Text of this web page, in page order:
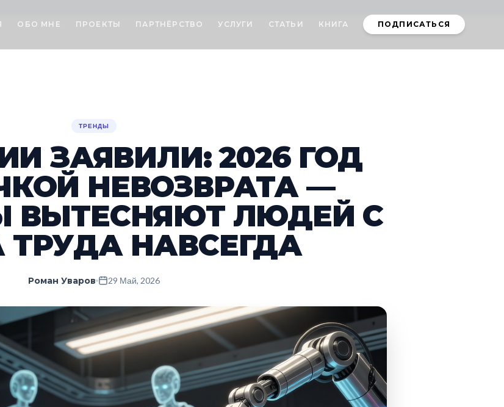
ОБО МНЕ ПРОЕКТЫ ПАРТНЁРСТВО УСЛУГИ СТАТЬИ КНИГА ПОДПИСАТЬСЯ
ТРЕНДЫ
ЗАЯВИЛИ: 2026 ГОД
НЕВОЗВРАТА —
ВЫТЕСНЯЮТ ЛЮДЕЙ С
НАВСЕГДА
Роман Уваров 29 Май, 2026